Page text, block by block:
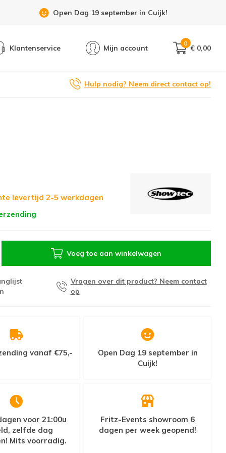
Showroom 6 dagen per week geopend!
Klantenservice Mijn account
0
€ 0,00
Hulp nodig? Neem direct contact op!
levertijd 2-5 werkdagen
Voeg toe aan winkelwagen
Vragen over dit product? Neem contact
op
vanaf €75,-
Open Dag 19 september in
Cuijk!
voor 21:00u
zelfde dag
Mits voorradig.
Fritz-Events showroom 6
dagen per week geopend!